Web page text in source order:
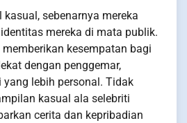
sebenarnya mereka
mereka di mata publik.
kesempatan bagi
dengan penggemar,
lebih personal. Tidak
kasual ala selebriti
cerita dan kepribadian